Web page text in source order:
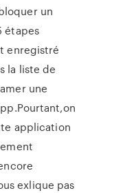
un
étapes
enregistré
la liste de
une
application
exlique pas